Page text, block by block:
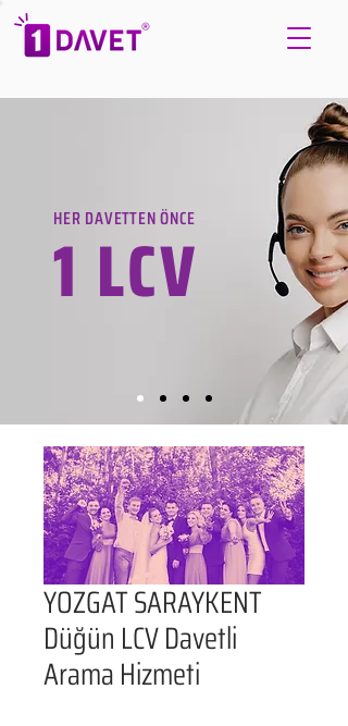
HER DAVETTEN ÖNCE
1 LCV
YOZGAT SARAYKENT
Düğün LCV Davetli
Arama Hizmeti